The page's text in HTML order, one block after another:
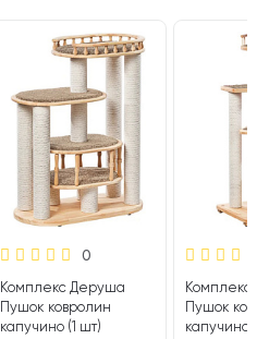
0
Комплекс Деруша
Пушок ковролин
капучино (1 шт)
Комплекс
Пушок
капучино (1